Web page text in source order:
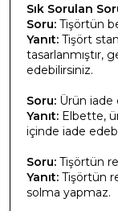
Sık Sorulan
Soru: Tişörtün
Yanıt: Tişört
tasarlanmıştır,
edebilirsiniz.
Soru: Ürün iade
Yanıt: Elbette,
içinde iade
Soru: Tişörtün
Yanıt: Tişörtün
solma yapmaz.